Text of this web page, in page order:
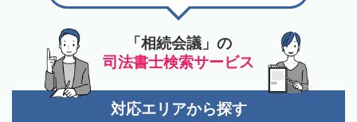
「相続会議」の
司法書士検索サービス
対応エリアから探す